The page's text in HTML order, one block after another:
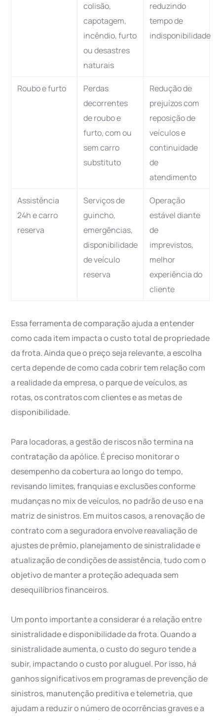
colisão,
capotagem,
incêndio, furto
ou desastres
naturais
reduzindo
tempo de
indisponibilidade
Roubo e furto
Perdas
decorrentes
de roubo e
furto, com ou
sem carro
substituto
Redução de
prejuízos com
reposição de
veículos e
continuidade
de
atendimento
Assistência
24h e carro
reserva
Serviços de
guincho,
emergências,
disponibilidade
de veículo
reserva
Operação
estável diante
de
imprevistos,
melhor
experiência do
cliente
Essa ferramenta de comparação ajuda a entender
como cada item impacta o custo total de propriedade
da frota. Ainda que o preço seja relevante, a escolha
certa depende de como cada cobrir tem relação com
a realidade da empresa, o parque de veículos, as
rotas, os contratos com clientes e as metas de
disponibilidade.
Para locadoras, a gestão de riscos não termina na
contratação da apólice. É preciso monitorar o
desempenho da cobertura ao longo do tempo,
revisando limites, franquias e exclusões conforme
mudanças no mix de veículos, no padrão de uso e na
matriz de sinistros. Em muitos casos, a renovação de
contrato com a seguradora envolve reavaliação de
ajustes de prêmio, planejamento de sinistralidade e
atualização de condições de assistência, tudo com o
objetivo de manter a proteção adequada sem
desequilíbrios financeiros.
Um ponto importante a considerar é a relação entre
sinistralidade e disponibilidade da frota. Quando a
sinistralidade aumenta, o custo do seguro tende a
subir, impactando o custo por aluguel. Por isso, há
ganhos significativos em programas de prevenção de
sinistros, manutenção preditiva e telemetria, que
ajudam a reduzir o número de ocorrências graves e a